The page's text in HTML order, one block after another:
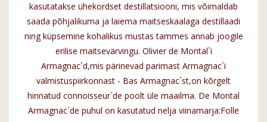
kasutatakse ühekordset destillatsiooni, mis võimaldab
saada põhjalikuma ja laiema maitseskaalaga destillaadi
ning küpsemine kohalikus mustas tammes annab joogile
erilise maitsevärvingu. Olivier de Montal`i
Armagnac`d,mis pärinevad parimast Armagnac`i
valmistuspiirkonnast - Bas Armagnac`st,on kõrgelt
hinnatud connoisseur`de poolt üle maailma. De Montal
Armagnac`de puhul on kasutatud nelja viinamarja:Folle